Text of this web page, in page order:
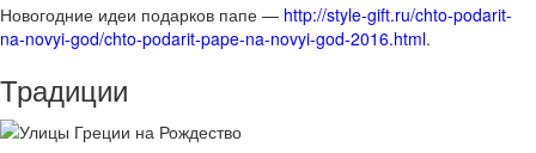
Новогодние идеи подарков папе — http://style-gift.ru/chto-podarit-
na-novyi-god/chto-podarit-pape-na-novyi-god-2016.html.
Традиции